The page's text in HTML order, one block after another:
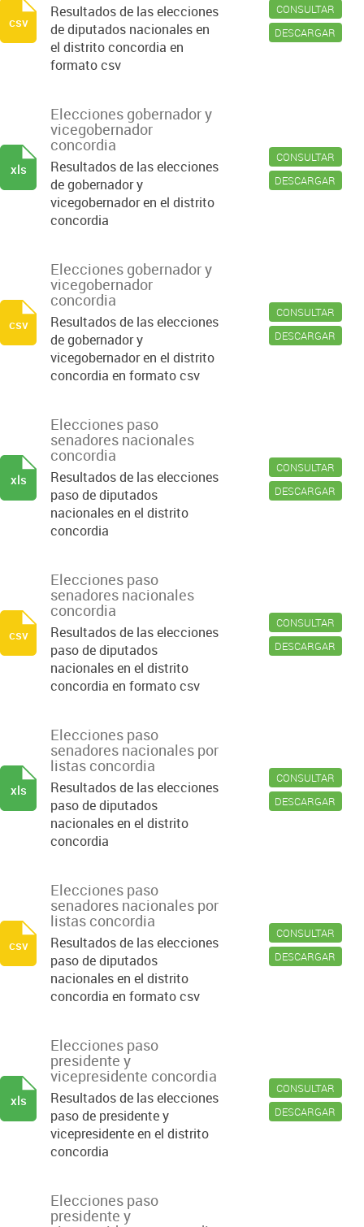
CONSULTAR
DESCARGAR
Resultados de las elecciones
de diputados nacionales en
el distrito concordia en
formato csv
csv
CONSULTAR
DESCARGAR
Elecciones gobernador y
vicegobernador
concordia
Resultados de las elecciones
de gobernador y
vicegobernador en el distrito
concordia
xls
CONSULTAR
DESCARGAR
Elecciones gobernador y
vicegobernador
concordia
Resultados de las elecciones
de gobernador y
vicegobernador en el distrito
concordia en formato csv
csv
CONSULTAR
DESCARGAR
Elecciones paso
senadores nacionales
concordia
Resultados de las elecciones
paso de diputados
nacionales en el distrito
concordia
xls
CONSULTAR
DESCARGAR
Elecciones paso
senadores nacionales
concordia
Resultados de las elecciones
paso de diputados
nacionales en el distrito
concordia en formato csv
csv
CONSULTAR
DESCARGAR
Elecciones paso
senadores nacionales por
listas concordia
Resultados de las elecciones
paso de diputados
nacionales en el distrito
concordia
xls
CONSULTAR
DESCARGAR
Elecciones paso
senadores nacionales por
listas concordia
Resultados de las elecciones
paso de diputados
nacionales en el distrito
concordia en formato csv
csv
CONSULTAR
DESCARGAR
Elecciones paso
presidente y
vicepresidente concordia
Resultados de las elecciones
paso de presidente y
vicepresidente en el distrito
concordia
xls
Elecciones paso
presidente y